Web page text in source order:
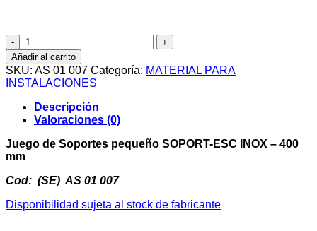
Juego
de
Soportes
pequeño
SOPORT-
ESC
INOX
400
mm
Añadir al carrito
SKU: AS 01 007 Categoría: MATERIAL PARA
INSTALACIONES
Descripción
Valoraciones (0)
Juego de Soportes pequeño SOPORT-ESC INOX – 400
mm
Cod: (SE) AS 01 007
Disponibilidad sujeta al stock de fabricante